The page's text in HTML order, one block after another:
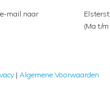
mail naar
(Ma t/
| Algemene Voorwaarden